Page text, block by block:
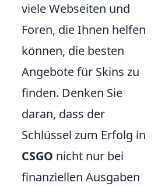
viele Webseiten und
Foren, die Ihnen helfen
können, die besten
Angebote für Skins zu
finden. Denken Sie
daran, dass der
Schlüssel zum Erfolg in
CSGO nicht nur bei
finanziellen Ausgaben